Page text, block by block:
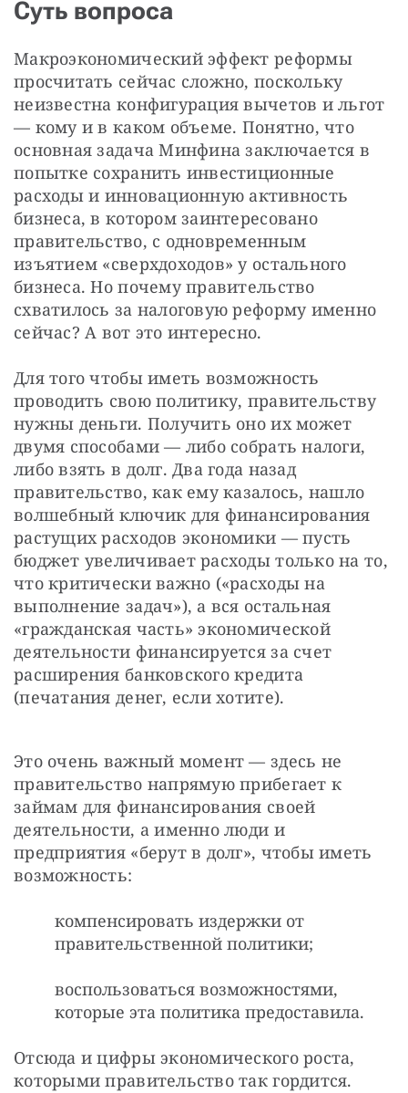
Суть вопроса
Макроэкономический эффект реформы
просчитать сейчас сложно, поскольку
неизвестна конфигурация вычетов и льгот
— кому и в каком объеме. Понятно, что
основная задача Минфина заключается в
попытке сохранить инвестиционные
расходы и инновационную активность
бизнеса, в котором заинтересовано
правительство, с одновременным
изъятием «сверхдоходов» у остального
бизнеса. Но почему правительство
схватилось за налоговую реформу именно
сейчас? А вот это интересно.
Для того чтобы иметь возможность
проводить свою политику, правительству
нужны деньги. Получить оно их может
двумя способами — либо собрать налоги,
либо взять в долг. Два года назад
правительство, как ему казалось, нашло
волшебный ключик для финансирования
растущих расходов экономики — пусть
бюджет увеличивает расходы только на то,
что критически важно («расходы на
выполнение задач»), а вся остальная
«гражданская часть» экономической
деятельности финансируется за счет
расширения банковского кредита
(печатания денег, если хотите).
Это очень важный момент — здесь не
правительство напрямую прибегает к
займам для финансирования своей
деятельности, а именно люди и
предприятия «берут в долг», чтобы иметь
возможность:
компенсировать издержки от
правительственной политики;
воспользоваться возможностями,
которые эта политика предоставила.
Отсюда и цифры экономического роста,
которыми правительство так гордится.